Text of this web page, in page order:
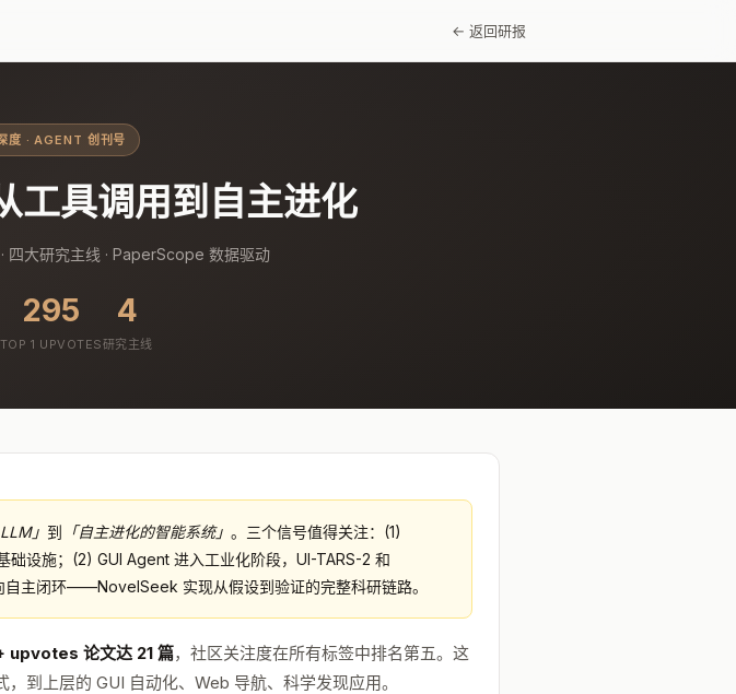
← 返回研报
度 · AGENT 创刊号
工具调用到自主进化
四大研究主线 · PaperScope 数据驱动
295
TOP 1 UPVOTES
4
研究主线
」 到 「自主进化的智能系统」 。三个信号值得关注：(1)
设施；(2) GUI Agent 进入工业化阶段，UI-TARS-2 和
主闭环——NovelSeek 实现从假设到验证的完整科研链路。
upvotes 论文达 21 篇，社区关注度在所有标签中排名第五。这
到上层的 GUI 自动化、Web 导航、科学发现应用。